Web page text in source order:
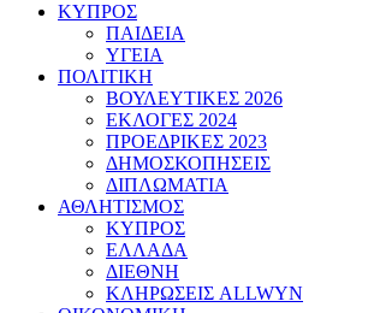
ΚΥΠΡΟΣ
ΠΑΙΔΕΙΑ
ΥΓΕΙΑ
ΠΟΛΙΤΙΚΗ
ΒΟΥΛΕΥΤΙΚΕΣ 2026
ΕΚΛΟΓΕΣ 2024
ΠΡΟΕΔΡΙΚΕΣ 2023
ΔΗΜΟΣΚΟΠΗΣΕΙΣ
ΔΙΠΛΩΜΑΤΙΑ
ΑΘΛΗΤΙΣΜΟΣ
ΚΥΠΡΟΣ
ΕΛΛΑΔΑ
ΔΙΕΘΝΗ
ΚΛΗΡΩΣΕΙΣ ALLWYN